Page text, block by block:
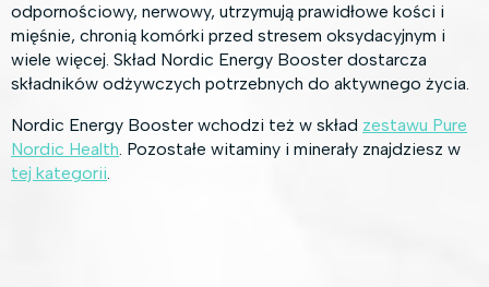
odpornościowy, nerwowy, utrzymują prawidłowe kości i
mięśnie, chronią komórki przed stresem oksydacyjnym i
wiele więcej. Skład Nordic Energy Booster dostarcza
składników odżywczych potrzebnych do aktywnego życia.
Nordic Energy Booster wchodzi też w skład zestawu Pure
Nordic Health. Pozostałe witaminy i minerały znajdziesz w
tej kategorii.